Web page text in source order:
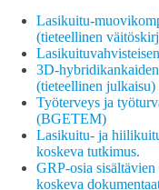
Lasikuitu-
(tieteellinen
3D-
(tieteellinen
Työterveys ja
(BGETEM)
Lasikuitu- ja
koskeva tutkimus.
GRP-osia
koskeva